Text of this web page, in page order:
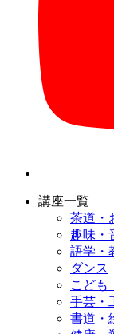
講座一覧
茶道・
趣味・
語学・
ダンス
こども
手芸・
書道・